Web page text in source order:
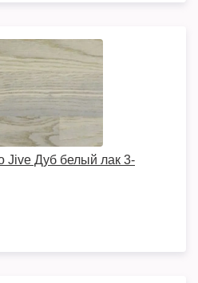
Jive Дуб белый лак 3-